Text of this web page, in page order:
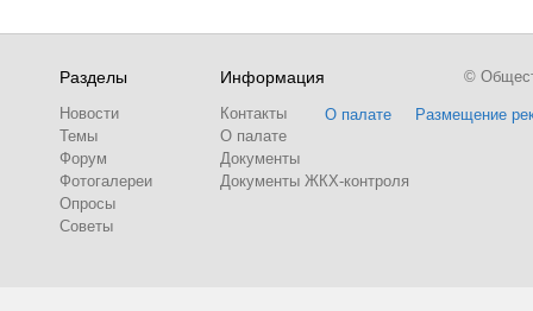
Разделы
Новости
Темы
Форум
Фотогалереи
Опросы
Советы
Информация
Контакты
О палате
Документы
Документы ЖКХ-контроля
О палате Размещение
©